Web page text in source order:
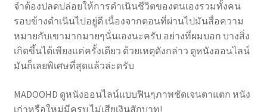
จำต้องปลดปล่อยให้การดำเนินชีวิตของตนเองรวมทั้งคน
รอบข้างดำเนินไปอยู่ดี เนื่องจากตอนที่ผ่านไปมันสื่อความ
หมายกับเขามากมายๆนั่นเองนะครับ อย่างที่ผมบอก บางสิ่ง
เกิดขึ้นได้เพียงแค่ครั้งเดียว ด้วยเหตุดังกล่าว ดูหนังออนไลน์
มันก็เลยพิเศษที่สุดแล้วล่ะครับ
MADOOHD ดูหนังออนไลน์แบบฟินๆภาพชัดเจนตาแตก หนัง
เก่าหรือใหม่มีครบ ไม่เสียเงินสักบาท!